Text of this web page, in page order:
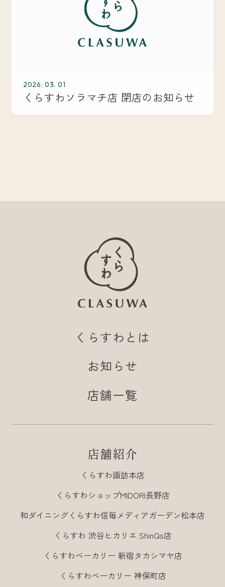
2026. 03. 01
くらすわソラマチ店 閉店のお知らせ
くらすわとは
お知らせ
店舗一覧
店舗紹介
くらすわ諏訪本店
くらすわショップMIDORI長野店
和ダイニングくらすわ信毎メディアガーデン松本店
くらすわ 渋谷ヒカリエ ShinQs店
くらすわベーカリー 新宿タカシマヤ店
くらすわベーカリー 神保町店